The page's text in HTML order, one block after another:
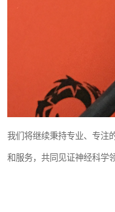
我们将继续秉持专业、专注
和服务，共同见证神经科学